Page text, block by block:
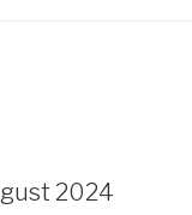
2024